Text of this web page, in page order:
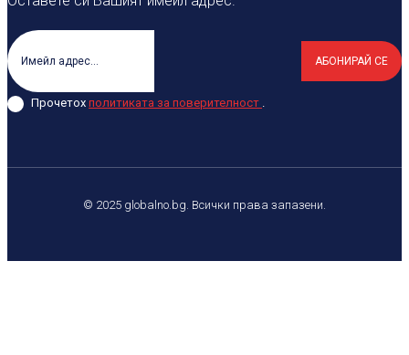
АБОНИРАЙ СЕ
Прочетох политиката за поверителност .
© 2025 globalno.bg. Всички права запазени.